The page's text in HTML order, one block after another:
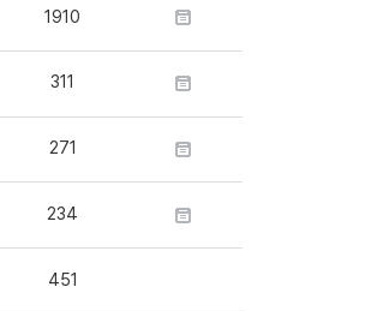
1910
311
271
234
451